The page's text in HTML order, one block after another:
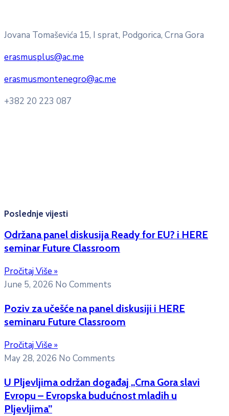
Jovana Tomaševića 15, I sprat, Podgorica, Crna Gora
erasmusplus@ac.me
erasmusmontenegro@ac.me
+382 20 223 087
Poslednje vijesti
Održana panel diskusija Ready for EU? i HERE
seminar Future Classroom
Pročitaj Više »
June 5, 2026 No Comments
Poziv za učešće na panel diskusiji i HERE
seminaru Future Classroom
Pročitaj Više »
May 28, 2026 No Comments
U Pljevljima održan događaj „Crna Gora slavi
Evropu – Evropska budućnost mladih u
Pljevljima”